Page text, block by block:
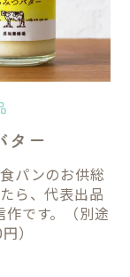
ター
パンのお供総
ら、代表出品
作です。（別途
）